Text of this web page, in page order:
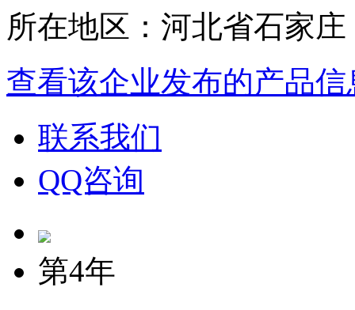
所在地区：河北省石家庄
查看该企业发布的产品信
联系我们
QQ咨询
第4年